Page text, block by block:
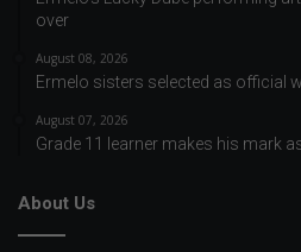
over
August 08, 2026
Ermelo sisters selected as official
August 07, 2026
Grade 11 learner makes his mark
About Us